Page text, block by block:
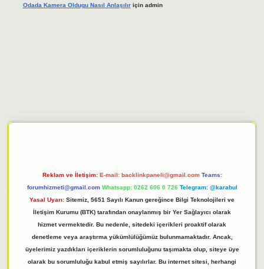
Odada Kamera Oldugu Nasıl Anlaşılıriçin admin
Reklam ve İletişim: E-mail: backlinkpaneli@gmail.com Teams:
forumhizmeti@gmail.com Whatsapp: 0262 606 0 726 Telegram: @karabul
Yasal Uyarı: Sitemiz, 5651 Sayılı Kanun gereğince Bilgi Teknolojileri ve
İletişim Kurumu (BTK) tarafından onaylanmış bir Yer Sağlayıcı olarak
hizmet vermektedir. Bu nedenle, sitedeki içerikleri proaktif olarak
denetleme veya araştırma yükümlülüğümüz bulunmamaktadır. Ancak,
üyelerimiz yazdıkları içeriklerin sorumluluğunu taşımakta olup, siteye üye
olarak bu sorumluluğu kabul etmiş sayılırlar. Bu internet sitesi, herhangi